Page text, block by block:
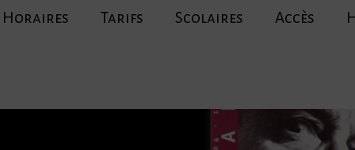
Horaires Tarifs Scolaires Accès